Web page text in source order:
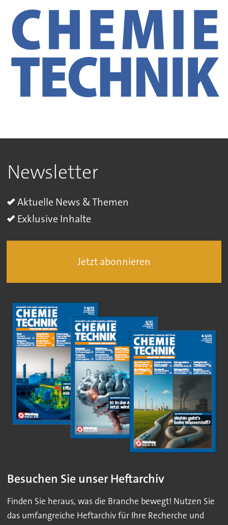
Newsletter
Aktuelle News & Themen
Exklusive Inhalte
Jetzt abonnieren
Besuchen Sie unser Heftarchiv
Finden Sie heraus, was die Branche bewegt! Nutzen Sie
das umfangreiche Heftarchiv für Ihre Recherche und